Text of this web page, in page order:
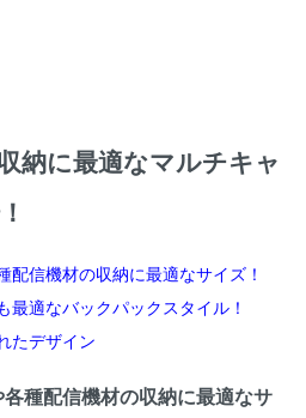
納に最適なマルチキャ
配信機材の収納に最適なサイズ！
最適なバックパックスタイル！
たデザイン
各種配信機材の収納に最適なサ